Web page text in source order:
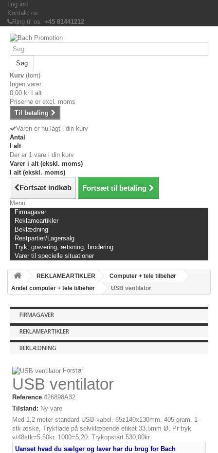
Log ind
Kontakt os
Ring til os: +45 81441212
Søg
Kurv (tom)
Ingen varer
0,00 kr
I alt
Priserne er excl. moms
Til betaling
Varen er nu lagt i din kurv
Antal
I alt
Der er 1 vare i din kurv
Varer i alt (ekskl. moms)
I alt (ekskl. moms)
Fortsæt indkøb Fortsæt til betaling
Menu
Firmagaver
Reklameartikler
Beklædning
Restpartier/Lagersalg
Tryk, gravering, ætsning, brodering
Varer til specielle situationer
REKLAMEARTIKLER
Computer + tele tilbehør
Andet computer + tele tilbehør
USB ventilator
FIRMAGAVER
REKLAMEARTIKLER
BEKLÆDNING
Forstør
USB ventilator
Reference 426898A32
Tilstand: Ny vare
Med 1,2 meter standard USB-kabel. 85z140x130mm, 405 gram. 1-
stk æske, Trykflade på selvklæbende etiket 33,5mm Ø. Pr tryk
v/48stk=5,50kr, 1000=5,20. Trykopstart 530,00kr.
Uanset hvad du sælger og laver har du brug for Bach